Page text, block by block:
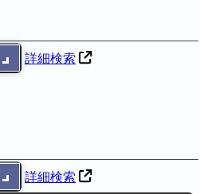
詳細検索
詳細検索